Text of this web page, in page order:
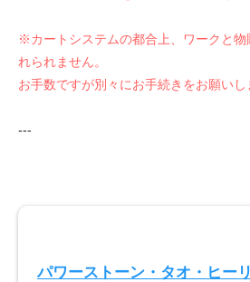
※カートシステムの都合上、ワークと物
れられません。
お手数ですが別々にお手続きをお願いし
---
パワーストーン・タオ・ヒー